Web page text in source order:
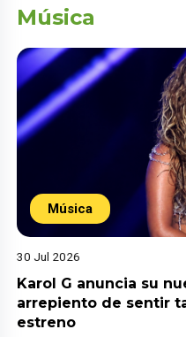
Música
Música
30 Jul 2026
Karol G anuncia su
arrepiento de sentir
estreno